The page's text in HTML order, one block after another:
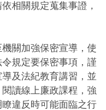
相關規定蒐集事證，
關加強保密宣導，使
規定要保密事項，謹
及法紀教育講習，並
讀線上廉政課程，強
違反時可能面臨之行